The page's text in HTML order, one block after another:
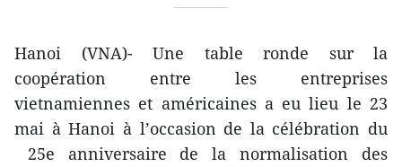
Hanoi (VNA)- Une table ronde sur la
coopération entre les entreprises
vietnamiennes et américaines a eu lieu le 23
mai à Hanoi à l’occasion de la célébration du
25e anniversaire de la normalisation des